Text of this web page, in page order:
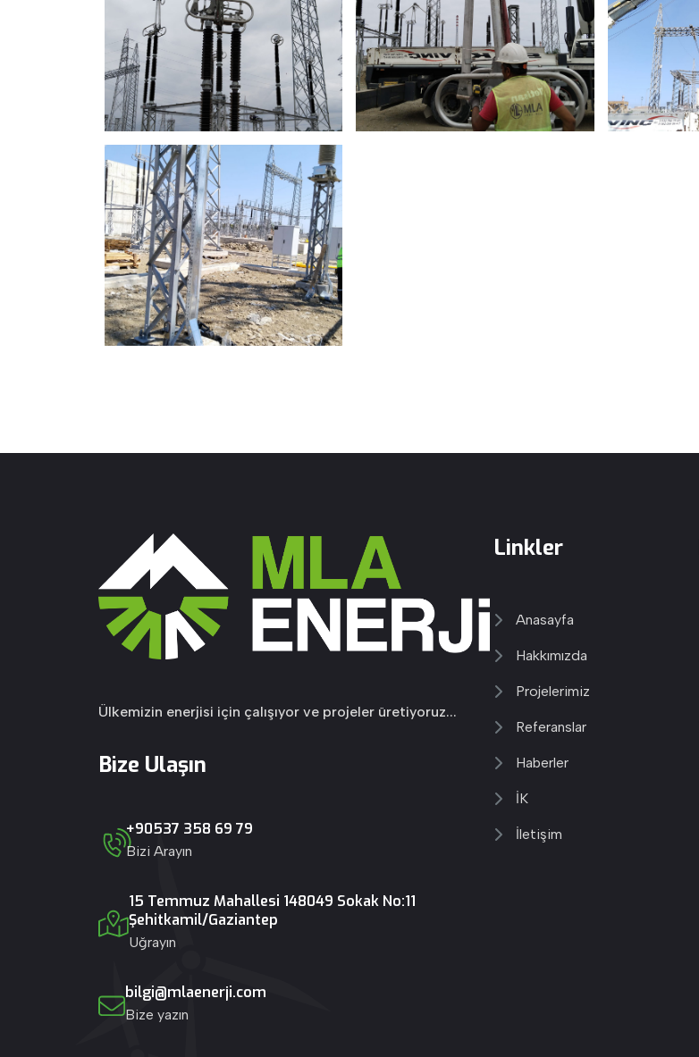
Ülkemizin enerjisi için çalışıyor ve projeler üretiyoruz...
Bize Ulaşın
+90537 358 69 79
Bizi Arayın
15 Temmuz Mahallesi 148049 Sokak No:11
Şehitkamil/Gaziantep
Uğrayın
bilgi@mlaenerji.com
Bize yazın
Linkler
Anasayfa
Hakkımızda
Projelerimiz
Referanslar
Haberler
İK
İletişim